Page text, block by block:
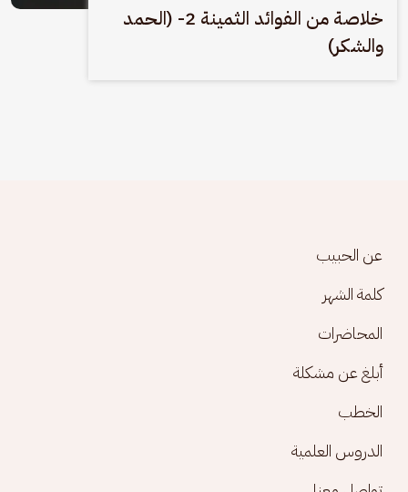
خلاصة من الفوائد الثمينة 2- (الحمد
والشكر)
Footer menu
عن الحبيب
كلمة الشهر
المحاضرات
أبلغ عن مشكلة
الخطب
الدروس العلمية